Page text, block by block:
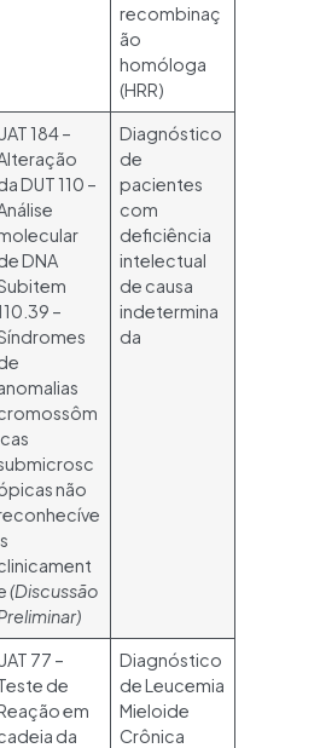
recombinaç
ão
homóloga
(HRR)
184 –
DUT 110 –
DNA
–
não
(Discussão
Diagnóstico
de
pacientes
com
deficiência
intelectual
de causa
indetermina
da
77 –
de
em
da
Diagnóstico
de Leucemia
Mieloide
Crônica